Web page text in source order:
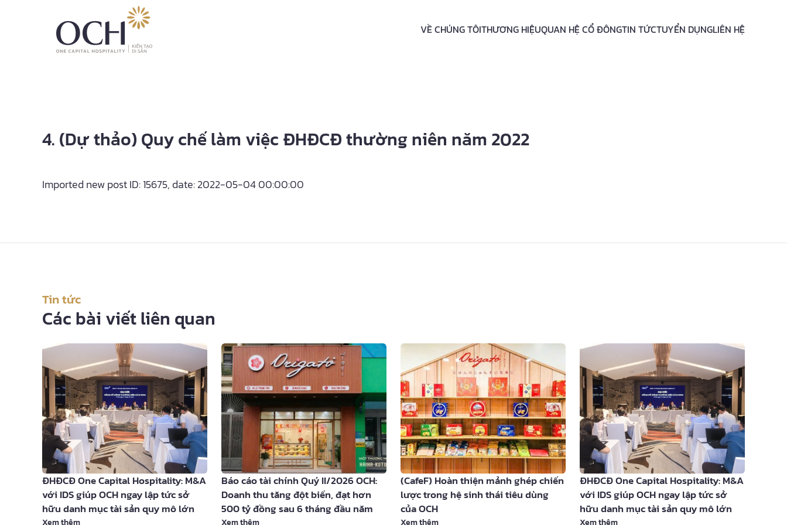
VỀ CHÚNG TÔITHƯƠNG HIỆUQUAN HỆ CỔ ĐÔNGTIN TỨCTUYỂN DỤNGLIÊN HỆ
4. (Dự thảo) Quy chế làm việc ĐHĐCĐ thường niên năm 2022
Imported new post ID: 15675, date: 2022-05-04 00:00:00
Tin tức
Các bài viết liên quan
ĐHĐCĐ One Capital Hospitality: M&A
với IDS giúp OCH ngay lập tức sở
hữu danh mục tài sản quy mô lớn
Xem thêm
Báo cáo tài chính Quý II/2026 OCH:
Doanh thu tăng đột biến, đạt hơn
500 tỷ đồng sau 6 tháng đầu năm
Xem thêm
(CafeF) Hoàn thiện mảnh ghép chiến
lược trong hệ sinh thái tiêu dùng
của OCH
Xem thêm
ĐHĐCĐ One Capital Hospitality: M&A
với IDS giúp OCH ngay lập tức sở
hữu danh mục tài sản quy mô lớn
Xem thêm